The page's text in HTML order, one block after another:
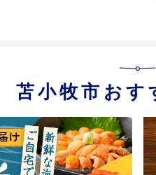
苫小牧市おす